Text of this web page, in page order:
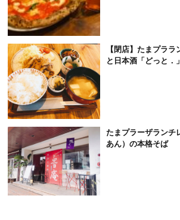
【閉店】たまプラ
と日本酒「どっと．」
たまプラーザラン
あん）の本格そば